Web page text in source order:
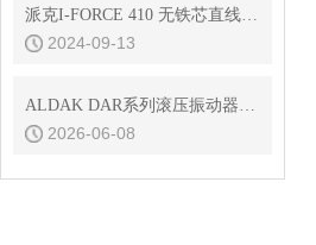
派克I-FORCE 410 无铁芯直线电机
2024-09-13
ALDAK DAR系列滚压振动器特点
2026-06-08